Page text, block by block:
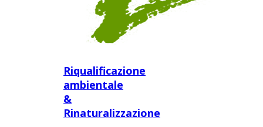
Riqualificazione
ambientale
&
Rinaturalizzazione